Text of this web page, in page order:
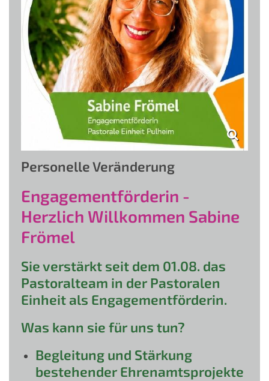
Personelle Veränderung
Engagementförderin -
Herzlich Willkommen Sabine
Frömel
Sie verstärkt seit dem 01.08. das
Pastoralteam in der Pastoralen
Einheit als Engagementförderin.
Was kann sie für uns tun?
Begleitung und Stärkung
bestehender Ehrenamtsprojekte